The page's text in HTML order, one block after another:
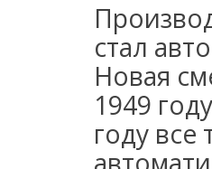
стал
Новая
1949
году